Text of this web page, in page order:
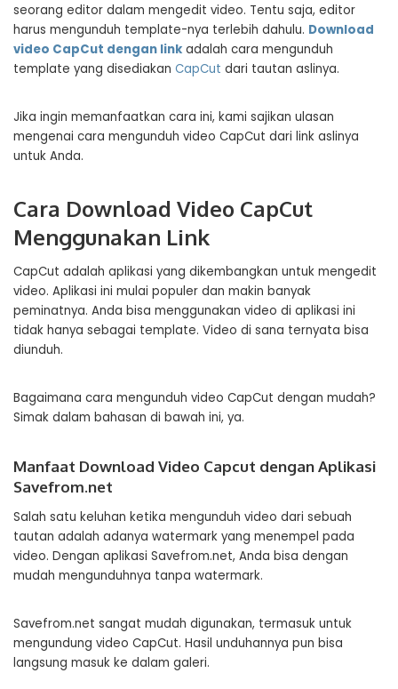
seorang editor dalam mengedit video. Tentu saja, editor
harus mengunduh template-nya terlebih dahulu. Download
video CapCut dengan link adalah cara mengunduh
template yang disediakan CapCut dari tautan aslinya.
Jika ingin memanfaatkan cara ini, kami sajikan ulasan
mengenai cara mengunduh video CapCut dari link aslinya
untuk Anda.
Cara Download Video CapCut
Menggunakan Link
CapCut adalah aplikasi yang dikembangkan untuk mengedit
video. Aplikasi ini mulai populer dan makin banyak
peminatnya. Anda bisa menggunakan video di aplikasi ini
tidak hanya sebagai template. Video di sana ternyata bisa
diunduh.
Bagaimana cara mengunduh video CapCut dengan mudah?
Simak dalam bahasan di bawah ini, ya.
Manfaat Download Video Capcut dengan Aplikasi
Savefrom.net
Salah satu keluhan ketika mengunduh video dari sebuah
tautan adalah adanya watermark yang menempel pada
video. Dengan aplikasi Savefrom.net, Anda bisa dengan
mudah mengunduhnya tanpa watermark.
Savefrom.net sangat mudah digunakan, termasuk untuk
mengundung video CapCut. Hasil unduhannya pun bisa
langsung masuk ke dalam galeri.